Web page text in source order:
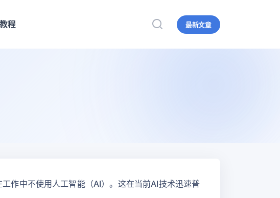
程 最新文章
作中不使用人工智能（AI）。这在当前AI技术迅速普